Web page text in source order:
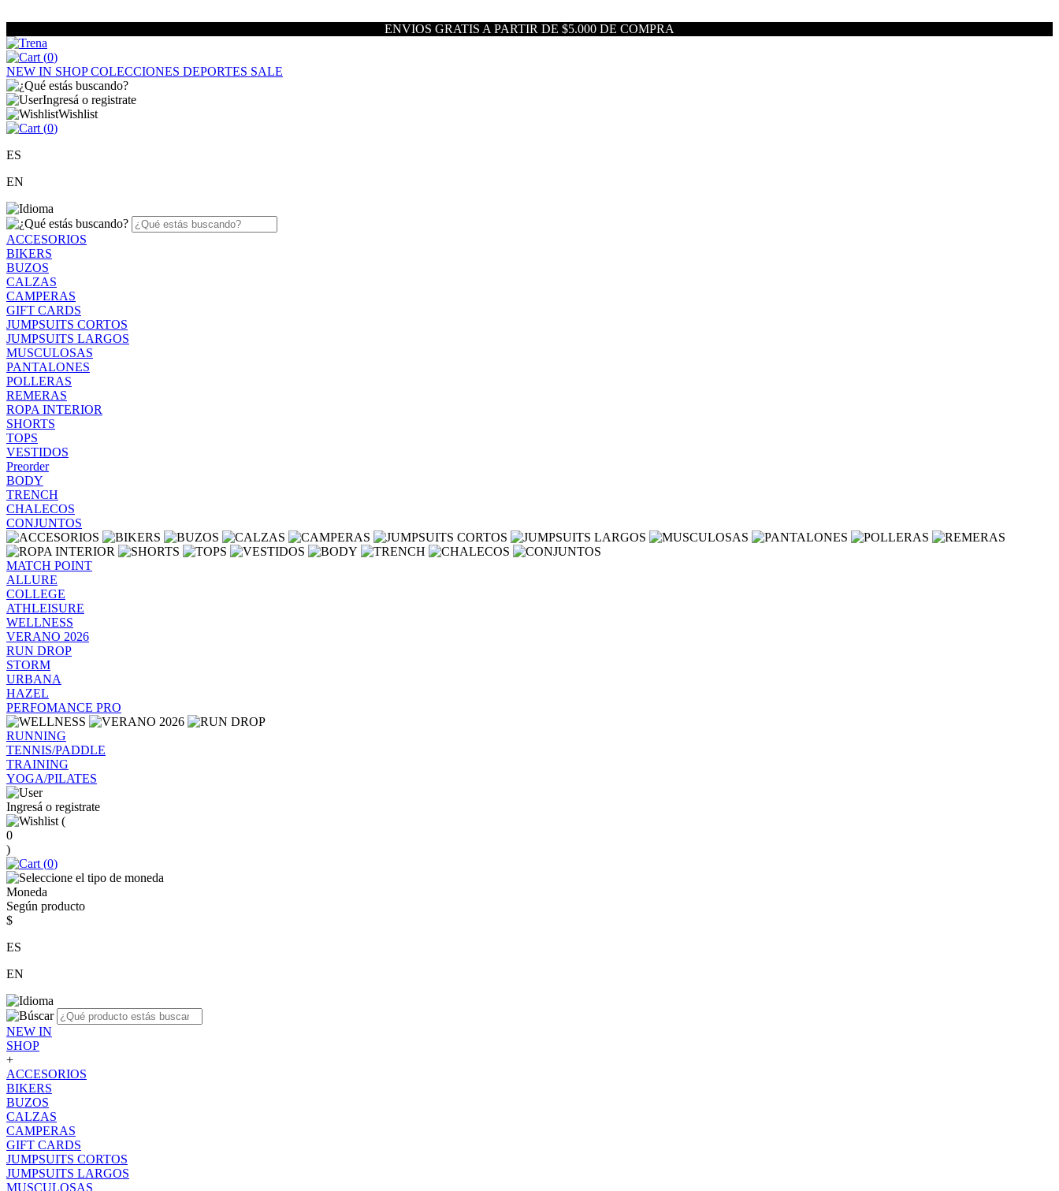
ENVIOS GRATIS A PARTIR DE $5.000 DE COMPRA
(0)
NEW IN SHOPCOLECCIONES DEPORTES SALE
Ingresá o registrate
Wishlist
(0)
ES
EN
ACCESORIOS
BIKERS
BUZOS
CALZAS
CAMPERAS
GIFT CARDS
JUMPSUITS CORTOS
JUMPSUITS LARGOS
MUSCULOSAS
PANTALONES
POLLERAS
REMERAS
ROPA INTERIOR
SHORTS
TOPS
VESTIDOS
Preorder
BODY
TRENCH
CHALECOS
CONJUNTOS
MATCH POINT
ALLURE
COLLEGE
ATHLEISURE
WELLNESS
VERANO 2026
RUN DROP
STORM
URBANA
HAZEL
PERFOMANCE PRO
RUNNING
TENNIS/PADDLE
TRAINING
YOGA/PILATES
Ingresá o registrate
(
0
)
(0)
Moneda
Según producto
$
ES
EN
NEW IN
SHOP
+
ACCESORIOS
BIKERS
BUZOS
CALZAS
CAMPERAS
GIFT CARDS
JUMPSUITS CORTOS
JUMPSUITS LARGOS
MUSCULOSAS